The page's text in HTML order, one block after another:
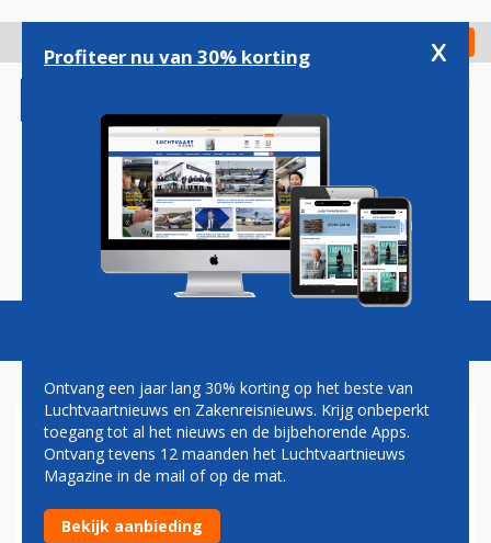
gaan
Check in
Magazine Podcasts Vacatures
EUROWINGS START
SAMENWERKING MET
CONCURRENT NORWEGIAN
Profiteer nu van 30% korting x
Ontvang een jaar lang 30% korting op het beste van
Luchtvaartnieuws en Zakenreisnieuws. Krijg onbeperkt
toegang tot al het nieuws en de bijbehorende Apps.
Ontvang tevens 12 maanden het Luchtvaartnieuws
Magazine in de mail of op de mat.
Bekijk aanbieding